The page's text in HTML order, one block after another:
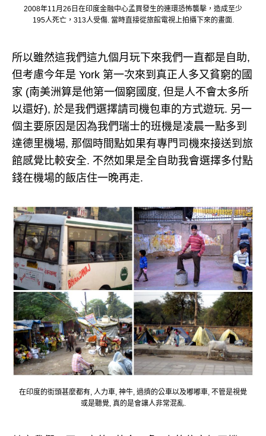
2008年11月26日在印度金融中心孟買發生的連環恐怖襲擊，造成至少
195人死亡，313人受傷. 當時直接從旅館電視上拍攝下來的畫面.
所以雖然這我們這九個月玩下來我們一直都是自助,
但考慮今年是 York 第一次來到真正人多又貧窮的國
家 (南美洲算是他第一個窮國度, 但是人不會太多所
以還好), 於是我們選擇請司機包車的方式遊玩. 另一
個主要原因是因為我們瑞士的班機是凌晨一點多到
達德里機場, 那個時間點如果有專門司機來接送到旅
館感覺比較安全. 不然如果是全自助我會選擇多付點
錢在機場的飯店住一晚再走.
在印度的街頭甚麼都有, 人力車, 神牛, 過擠的公車以及嘟嘟車, 不管是視覺
或是聽覺, 真的是會讓人非常混亂.